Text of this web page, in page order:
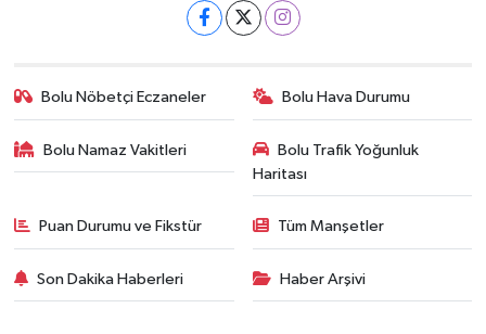
Bolu Nöbetçi Eczaneler Bolu Hava Durumu
Bolu Namaz Vakitleri
Bolu Trafik Yoğunluk
Haritası
Puan Durumu ve Fikstür Tüm Manşetler
Son Dakika Haberleri Haber Arşivi